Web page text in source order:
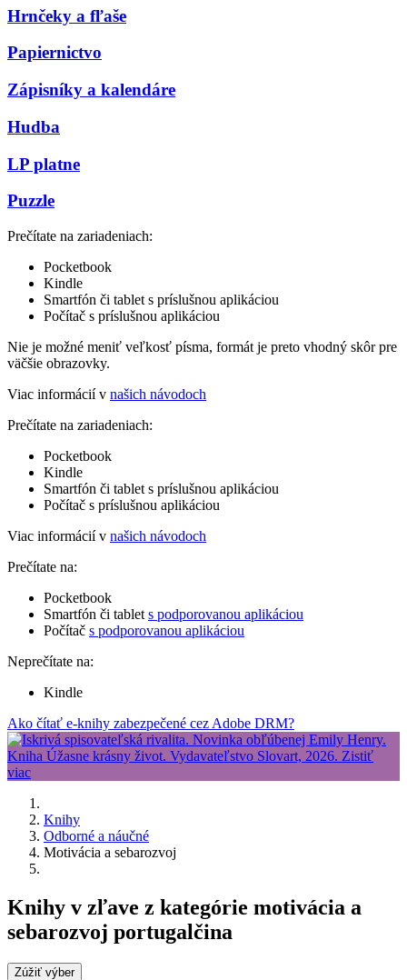
Hrnčeky a fľaše
Papiernictvo
Zápisníky a kalendáre
Hudba
LP platne
Puzzle
Prečítate na zariadeniach:
Pocketbook
Kindle
Smartfón či tablet s príslušnou aplikáciou
Počítač s príslušnou aplikáciou
Nie je možné meniť veľkosť písma, formát je preto vhodný skôr pre
väčšie obrazovky.
Viac informácií v našich návodoch
Prečítate na zariadeniach:
Pocketbook
Kindle
Smartfón či tablet s príslušnou aplikáciou
Počítač s príslušnou aplikáciou
Viac informácií v našich návodoch
Prečítate na:
Pocketbook
Smartfón či tablet s podporovanou aplikáciou
Počítač s podporovanou aplikáciou
Neprečítate na:
Kindle
Ako čítať e-knihy zabezpečené cez Adobe DRM?
Knihy
Odborné a náučné
Motivácia a sebarozvoj
Knihy v zľave z kategórie motivácia a
sebarozvoj portugalčina
Zúžiť výber